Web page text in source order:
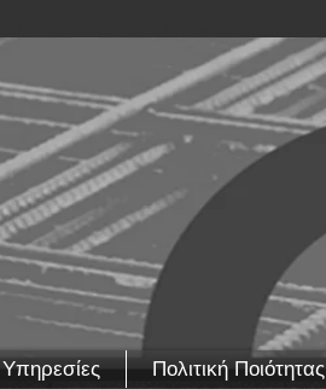
Υπηρεσίες Πολιτική Ποιότητας